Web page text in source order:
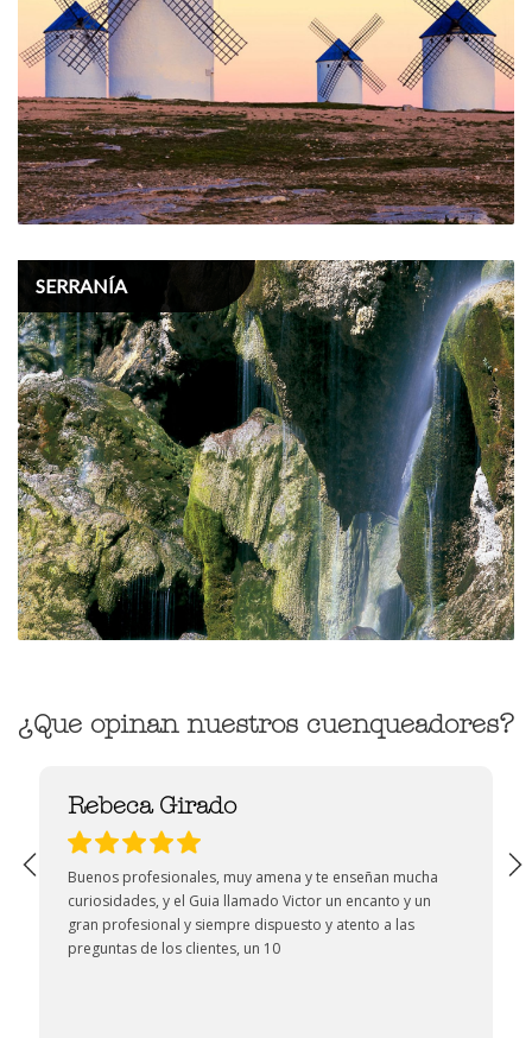
SERRANÍA
¿Que opinan nuestros cuenqueadores?
Rebeca Girado
Buenos profesionales, muy amena y te enseñan mucha
curiosidades, y el Guia llamado Victor un encanto y un
gran profesional y siempre dispuesto y atento a las
preguntas de los clientes, un 10